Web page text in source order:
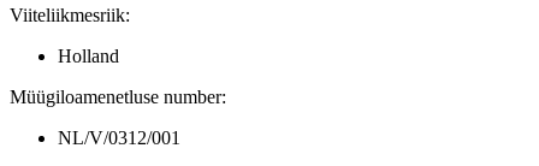
Viiteliikmesriik:
Holland
Müügiloamenetluse number:
NL/V/0312/001